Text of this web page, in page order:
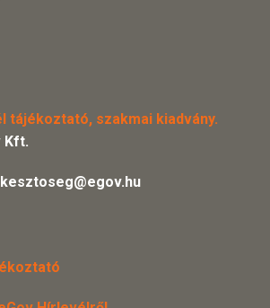
tájékoztató, szakmai kiadvány.
Kft.